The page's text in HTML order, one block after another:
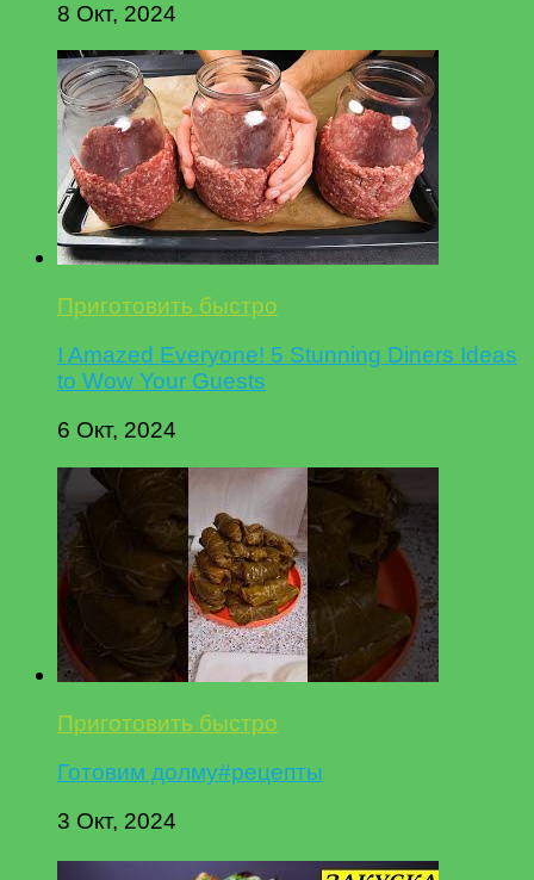
8 Окт, 2024
Приготовить быстро
I Amazed Everyone! 5 Stunning Diners Ideas
to Wow Your Guests
6 Окт, 2024
Приготовить быстро
Готовим долму#рецепты
3 Окт, 2024